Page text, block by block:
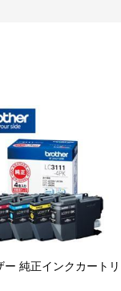
ー 純正インクカートリ